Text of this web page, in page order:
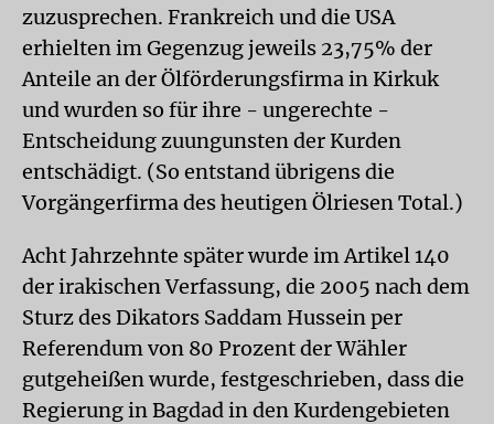
zuzusprechen. Frankreich und die USA
erhielten im Gegenzug jeweils 23,75% der
Anteile an der Ölförderungsfirma in Kirkuk
und wurden so für ihre - ungerechte -
Entscheidung zuungunsten der Kurden
entschädigt. (So entstand übrigens die
Vorgängerfirma des heutigen Ölriesen Total.)
Acht Jahrzehnte später wurde im Artikel 140
der irakischen Verfassung, die 2005 nach dem
Sturz des Dikators Saddam Hussein per
Referendum von 80 Prozent der Wähler
gutgeheißen wurde, festgeschrieben, dass die
Regierung in Bagdad in den Kurdengebieten